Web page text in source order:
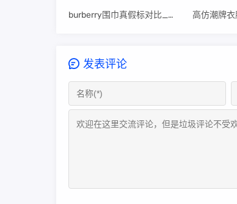
burberry围巾真假标对比_高仿burberry围巾
发表评论